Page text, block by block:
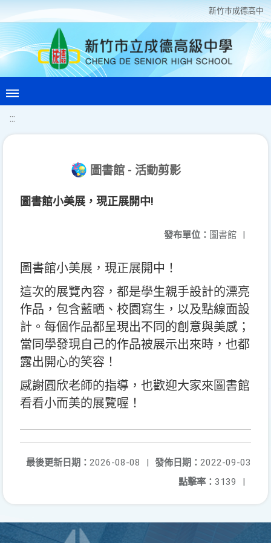
新竹巿成德高中
:::
圖書館 - 活動剪影
圖書館小美展，現正展開中!
發布單位： 圖書館 |
圖書館小美展，現正展開中！
這次的展覽內容，都是學生親手設計的漂亮
作品，包含藍晒、校園寫生，以及點線面設
計。每個作品都呈現出不同的創意與美感；
當同學發現自己的作品被展示出來時，也都
露出開心的笑容！
感謝圓欣老師的指導，也歡迎大家來圖書館
看看小而美的展覽喔！
發佈日期： 2022-09-03
最後更新日期： 2026-08-08
|
點擊率： 3139 |